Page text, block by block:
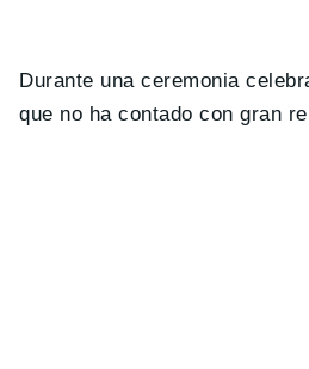
Durante una ceremonia
que no ha contado con gran